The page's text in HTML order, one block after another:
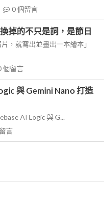
0個留言
掉的不只是詞，是節日
，就寫出並畫出一本繪本」
個留言
與 Gemini Nano 打造
AI Logic 與 G...
言